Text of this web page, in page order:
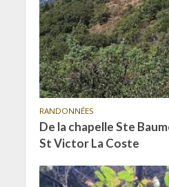
RANDONNÉES
De la chapelle Ste
St Victor La Coste